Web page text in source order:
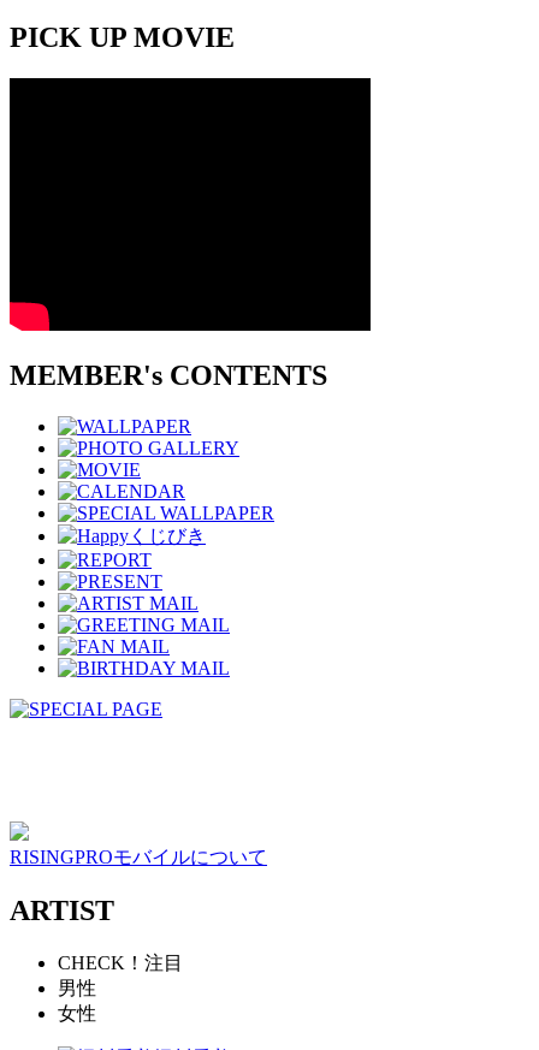
PICK UP MOVIE
MEMBER's CONTENTS
RISINGPROモバイルについて
ARTIST
CHECK！注目
男性
女性